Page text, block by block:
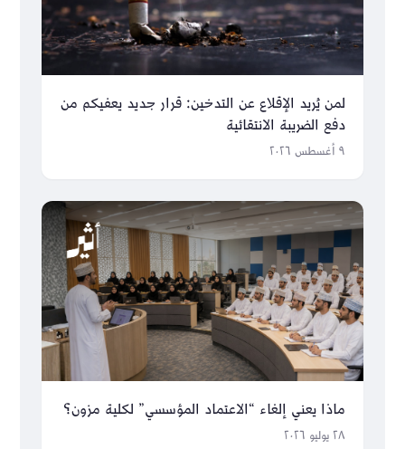
لمن يُريد الإقلاع عن التدخين: قرار جديد يعفيكم من
دفع الضريبة الانتقائية
٩ أغسطس ٢٠٢٦
ماذا يعني إلغاء “الاعتماد المؤسسي” لكلية مزون؟
٢٨ يوليو ٢٠٢٦